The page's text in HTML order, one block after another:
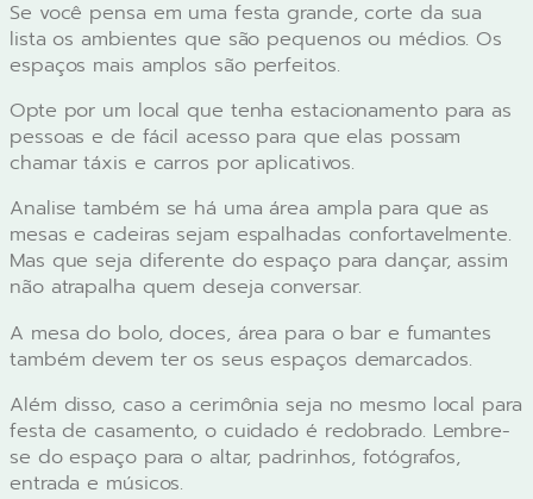
Se você pensa em uma festa grande, corte da sua
lista os ambientes que são pequenos ou médios. Os
espaços mais amplos são perfeitos.
Opte por um local que tenha estacionamento para as
pessoas e de fácil acesso para que elas possam
chamar táxis e carros por aplicativos.
Analise também se há uma área ampla para que as
mesas e cadeiras sejam espalhadas confortavelmente.
Mas que seja diferente do espaço para dançar, assim
não atrapalha quem deseja conversar.
A mesa do bolo, doces, área para o bar e fumantes
também devem ter os seus espaços demarcados.
Além disso, caso a cerimônia seja no mesmo local para
festa de casamento, o cuidado é redobrado. Lembre-
se do espaço para o altar, padrinhos, fotógrafos,
entrada e músicos.